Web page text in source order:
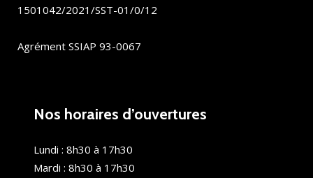
1501042/2021/SST-01/0/12
Agrément SSIAP 93-0067
Nos horaires d’ouvertures
Lundi : 8h30 à 17h30
Mardi : 8h30 à 17h30